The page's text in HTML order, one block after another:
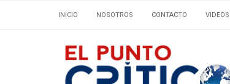
INICIO NOSOTROS CONTACTO VIDEOS